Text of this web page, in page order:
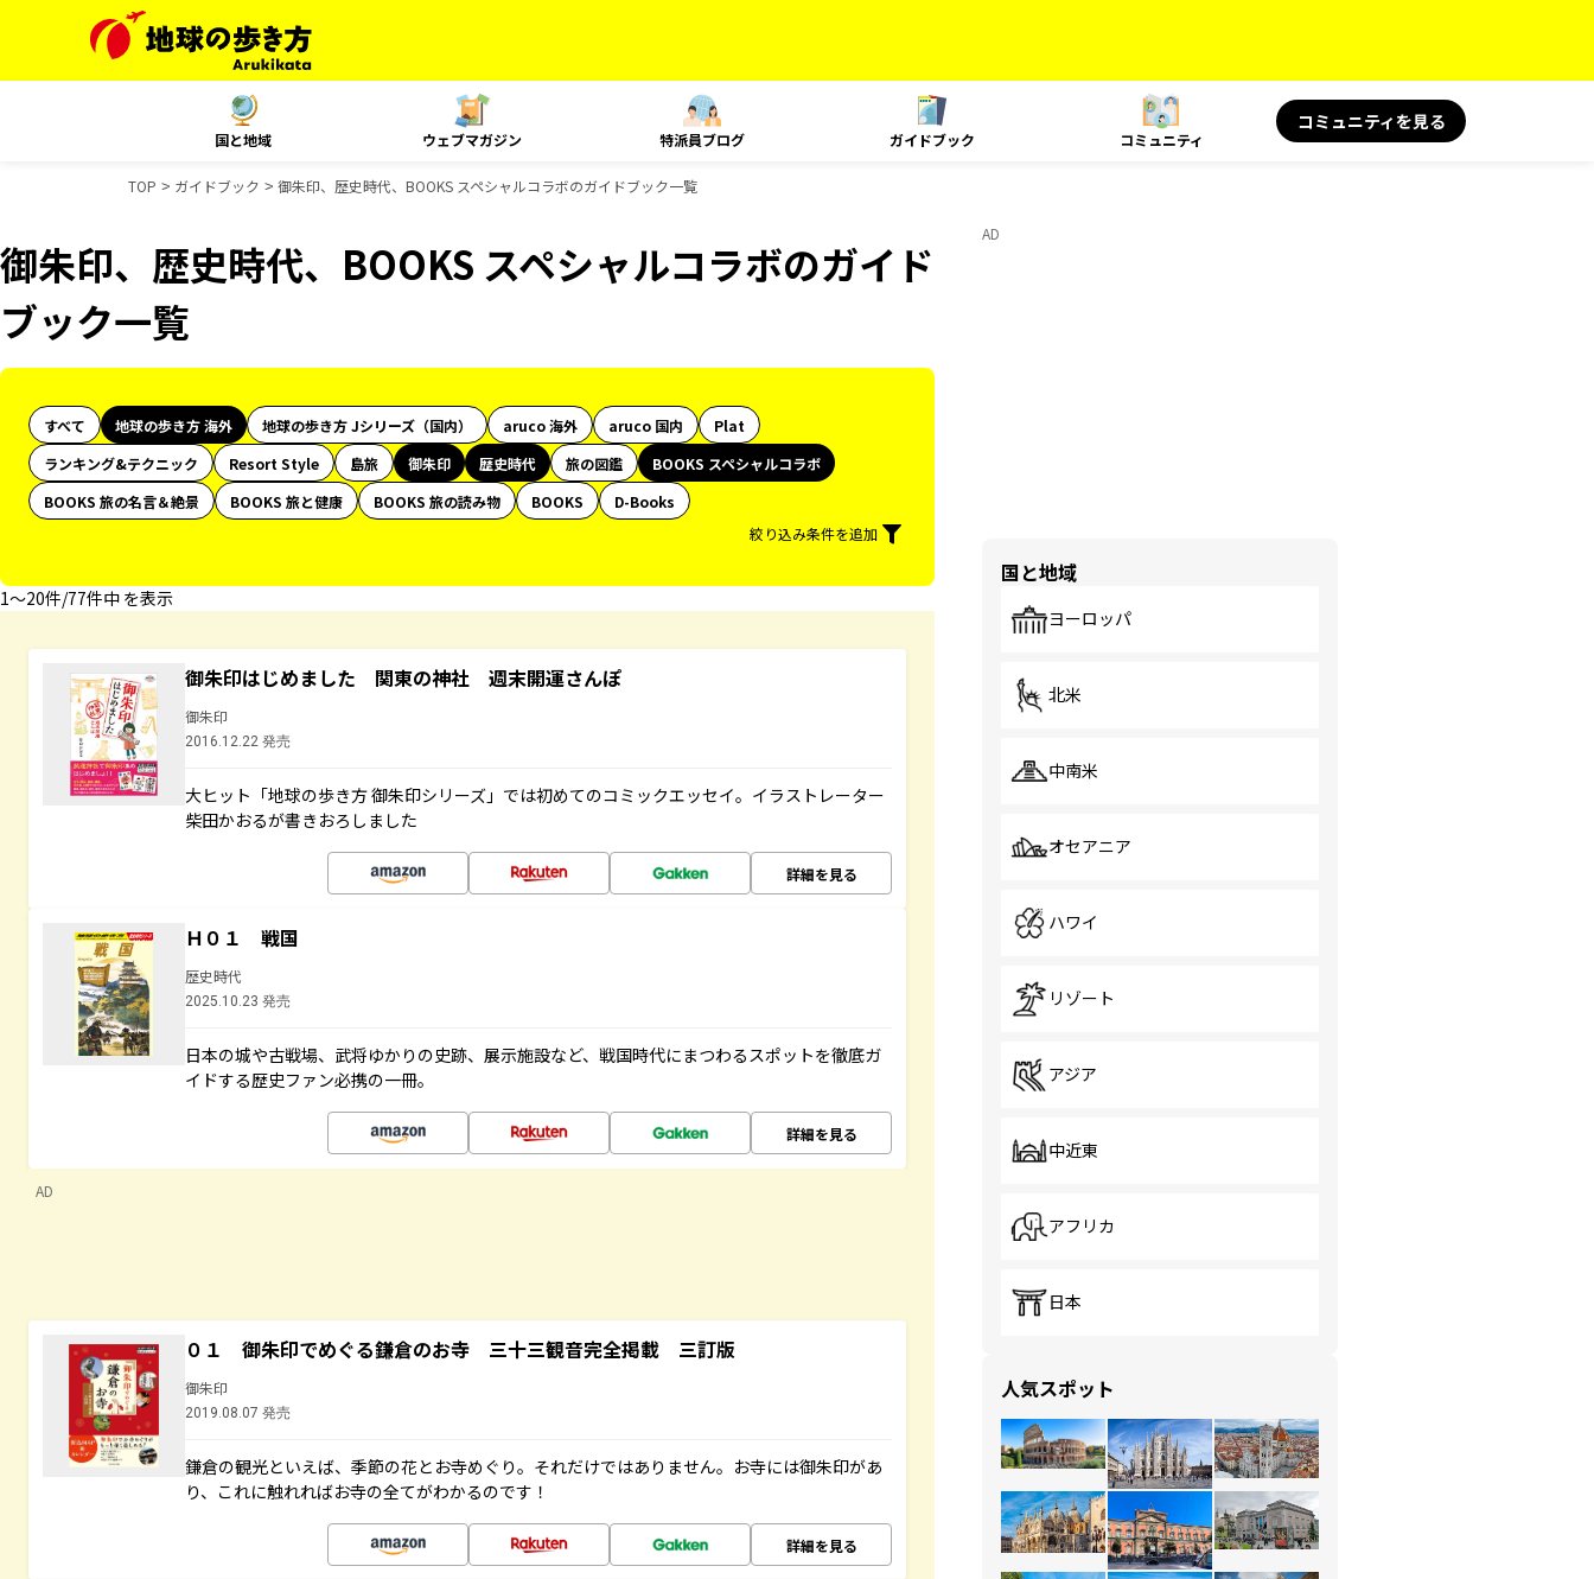
国と地域 ウェブマガジン 特派員ブログ ガイドブック コミュニティ
コミュニティを見る
TOP ガイドブック 御朱印、歴史時代、BOOKS スペシャルコラボのガイドブック一覧
御朱印、歴史時代、BOOKS スペシャルコラボのガイド
ブック一覧
すべて 地球の歩き方 海外 地球の歩き方 Jシリーズ（国内） aruco 海外 aruco 国内
Plat
ランキング&テクニック
Resort Style 島旅 御朱印 歴史時代 旅の図鑑
BOOKS スペシャルコラボ
BOOKS 旅の名言＆絶景
BOOKS 旅と健康 BOOKS 旅の読み物 BOOKS
D-Books
絞り込み条件を追加
1〜20件/77件中 を表示
御朱印はじめました 関東の神社 週末開運さんぽ
御朱印
2016.12.22 発売
大ヒット「地球の歩き方 御朱印シリーズ」では初めてのコミックエッセイ。イラストレーター
柴田かおるが書きおろしました
詳細を見る
Ｈ０１ 戦国
歴史時代
2025.10.23 発売
日本の城や古戦場、武将ゆかりの史跡、展示施設など、戦国時代にまつわるスポットを徹底ガ
イドする歴史ファン必携の一冊。
詳細を見る
AD
０１ 御朱印でめぐる鎌倉のお寺 三十三観音完全掲載 三訂版
御朱印
2019.08.07 発売
鎌倉の観光といえば、季節の花とお寺めぐり。それだけではありません。お寺には御朱印があ
り、これに触れればお寺の全てがわかるのです！
詳細を見る
AD
国と地域
ヨーロッパ
北米
中南米
オセアニア
ハワイ
リゾート
アジア
中近東
アフリカ
日本
人気スポット